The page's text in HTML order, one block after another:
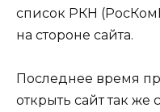
список РКН
на стороне сайта.
Последнее время
открыть сайт так же